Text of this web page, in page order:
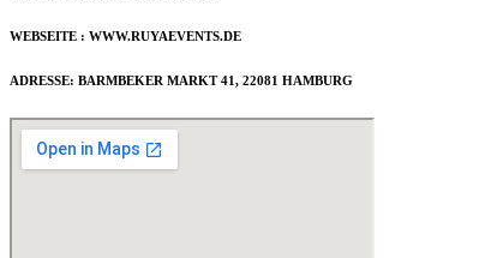
WEBSEITE : WWW.RUYAEVENTS.DE
ADRESSE: BARMBEKER MARKT 41, 22081 HAMBURG